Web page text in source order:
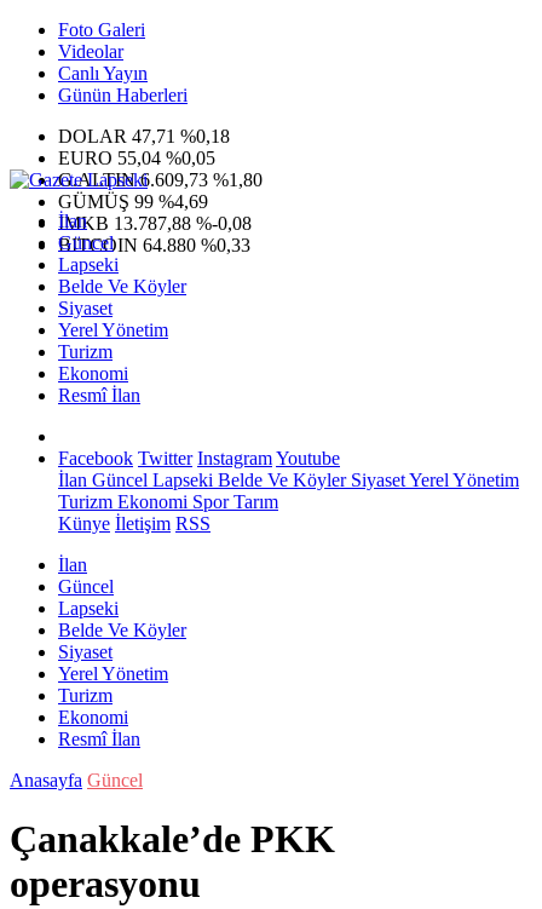
Foto Galeri
Videolar
Canlı Yayın
Günün Haberleri
DOLAR 47,71 %0,18
EURO 55,04 %0,05
G.ALTIN6.609,73 %1,80
GÜMÜŞ 99 %4,69
IMKB 13.787,88 %-0,08
BITCOIN 64.880 %0,33
İlan
Güncel
Lapseki
Belde Ve Köyler
Siyaset
Yerel Yönetim
Turizm
Ekonomi
Resmî İlan
Facebook Twitter InstagramYoutube
İlan Güncel Lapseki Belde Ve KöylerSiyasetYerel Yönetim
Turizm Ekonomi SporTarım
Künye İletişim RSS
İlan
Güncel
Lapseki
Belde Ve Köyler
Siyaset
Yerel Yönetim
Turizm
Ekonomi
Resmî İlan
Anasayfa Güncel
Çanakkale’de PKK
operasyonu